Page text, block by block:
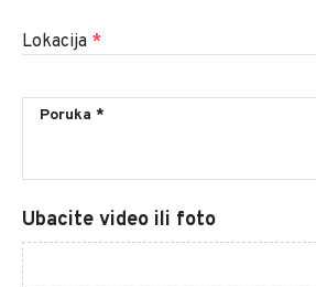
Lokacija *
Ubacite video ili foto